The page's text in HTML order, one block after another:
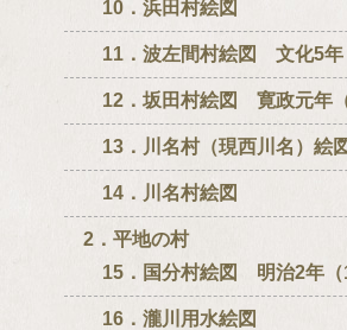
10．浜田村絵図
11．波左間村絵図 文化5年
12．坂田村絵図 寛政元年（
13．川名村（現西川名）絵図
14．川名村絵図
2．平地の村
15．国分村絵図 明治2年（
16．瀧川用水絵図